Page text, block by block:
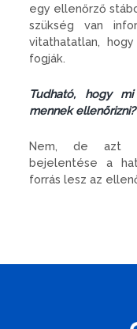
egy ellenőrző
szükség van
vitathatatlan,
fogják.
Tudható, hogy
mennek ellenőrizni?
Nem, de azt
bejelentése a
forrás lesz az